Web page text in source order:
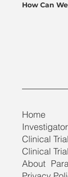
How Can
Home
Clinical
Clinical
About